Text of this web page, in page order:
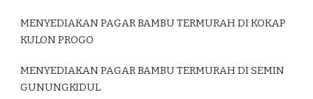
MENYEDIAKAN PAGAR BAMBU TERMURAH DI KOKAP
KULON PROGO
MENYEDIAKAN PAGAR BAMBU TERMURAH DI SEMIN
GUNUNGKIDUL